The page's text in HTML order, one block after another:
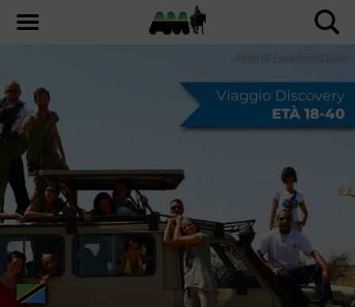
Viaggio Discovery
ETÀ 18-40
Foto di Lorenzo Salieri